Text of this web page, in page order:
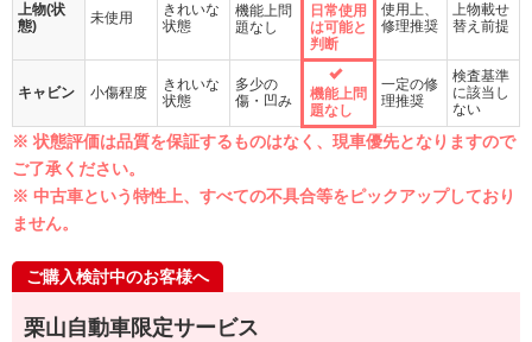
上物(状
態)
未使用
きれいな
状態
機能上問
題なし
日常使用
は可能と
判断
使用上、
修理推奨
上物載せ
替え前提
キャビン 小傷程度
きれいな
状態
多少の
傷・凹み
機能上問
題なし
一定の修
理推奨
検査基準
に該当し
ない
※ 状態評価は品質を保証するものはなく、現車優先となりますので
ご了承ください。
※ 中古車という特性上、すべての不具合等をピックアップしており
ません。
ご購入検討中のお客様へ
栗山自動車限定サービス